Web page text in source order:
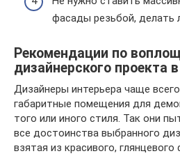
фасады резьбой, делать
Рекомендации по
дизайнерского проекта
Дизайнеры интерьера чаще
габаритные помещения для
того или иного стиля. Так они
все достоинства выбранного
взятая из красивого,